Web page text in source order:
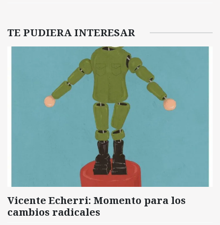
TE PUDIERA INTERESAR
Vicente Echerri: Momento para los
cambios radicales